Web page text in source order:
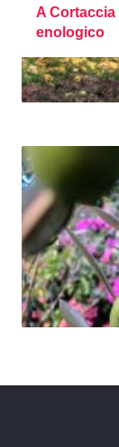
A
enologico